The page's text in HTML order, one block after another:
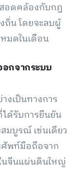
อดคล้องกับกฎ
ถิ่น โดยจะลบผู้
มดในเดือน
อกจากระบบ
งเป็นทางการ
ได้รับการยืนยัน
มบูรณ์ เช่นเดียว
ศัพท์มือถือจาก
นจีนแผ่นดินใหญ่